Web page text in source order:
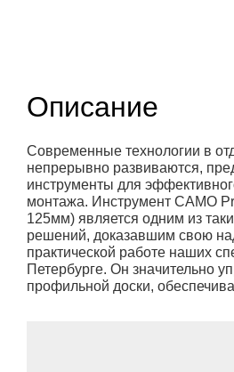
Описание
Современные технологии в
непрерывно развиваются,
инструменты для
монтажа. Инструмент CAMO
125мм) является одним из
решений, доказавшим свою
практической работе наших
Петербурге. Он значительно
профильной доски,